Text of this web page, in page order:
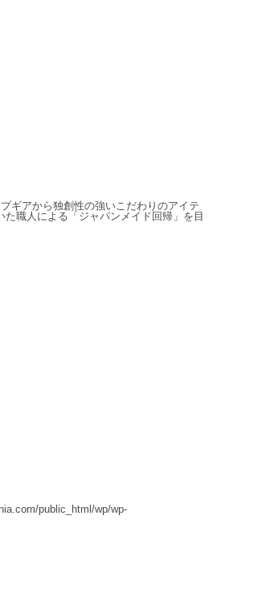
ギアから独創性の強いこだわりのアイテ
職人による「ジャパンメイド回帰」を目
public_html/wp/wp-